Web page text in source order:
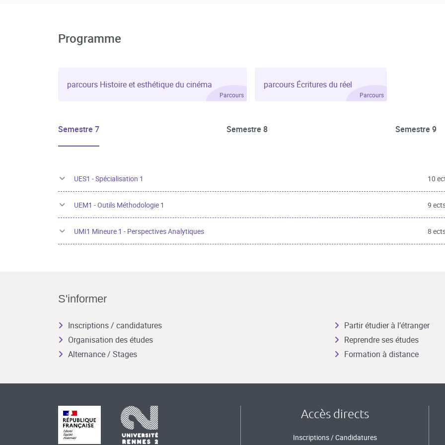
Programme
parcours Histoire et esthétique du cinéma
Parcours
parcours Écritures du réel
Parcours
Semestre 7 Semestre 8 Semestre 9
UES1 - Spécialisation 1 10
UEM1 - Outils Méthodologie 1 9
UMI1 Mineure 1 - Perspectives Analytiques 8
S'informer
Inscriptions / candidatures
Organisation des études
Alternance / Stages
Partir étudier à l’étranger
Reprendre ses études
Formation à distance
Accès directs
Inscriptions / Candidatures